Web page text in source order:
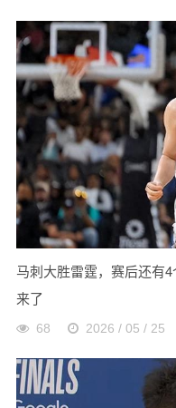
马刺大胜雷霆，赛后还有
来了
68 2026 / 05 / 25